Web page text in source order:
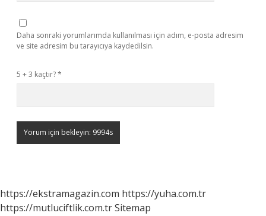
Daha sonraki yorumlarımda kullanılması için adım, e-posta adresim
ve site adresim bu tarayıcıya kaydedilsin.
5 + 3 kaçtır?*
https://ekstramagazin.com https://yuha.com.tr
https://mutluciftlik.com.trSitemap